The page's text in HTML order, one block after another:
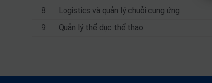
8
Logistics và quản lý chuỗi cung ứng
9
Quản lý thể dục thể thao